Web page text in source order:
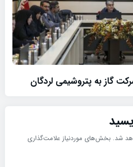
شد. بخش‌های موردنیاز علامت‌گذاری